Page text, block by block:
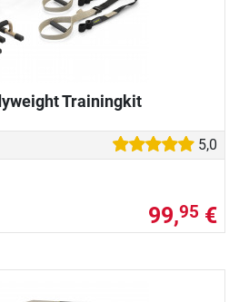
Trainingkit
5,0
99,95 €